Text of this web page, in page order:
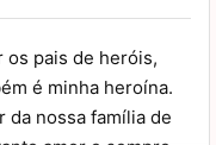
os pais de heróis,
é minha heroína.
da nossa família de